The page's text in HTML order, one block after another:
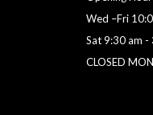
Wed –Fri
Sat 9:30 am -
CLOSED